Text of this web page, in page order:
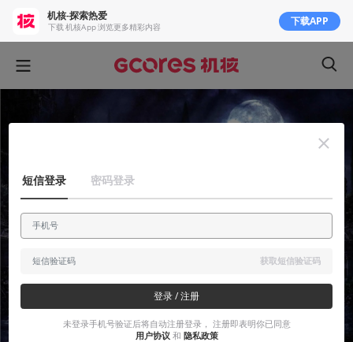
机核-探索热爱
下载 机核App 浏览更多精彩内容 下载APP
短信登录 密码登录
获取短信验证码
登录 / 注册
未登录手机号验证后将自动注册登录， 注册即表明你已同意
用户协议 和 隐私政策